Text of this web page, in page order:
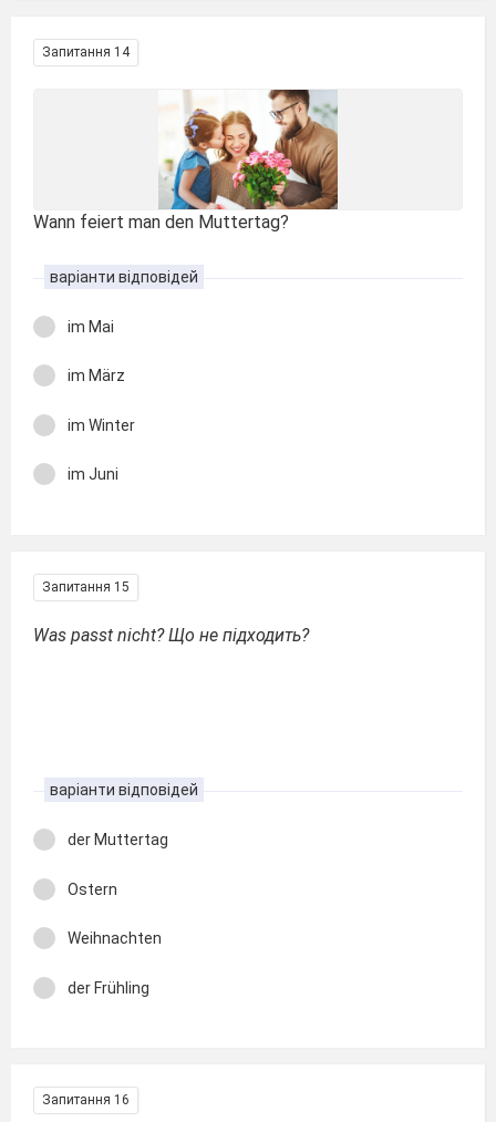
Запитання 14
Wann feiert man den Muttertag?
варіанти відповідей
im Mai
im März
im Winter
im Juni
Запитання 15
Was passt nicht? Що не підходить?
варіанти відповідей
der Muttertag
Ostern
Weihnachten
der Frühling
Запитання 16